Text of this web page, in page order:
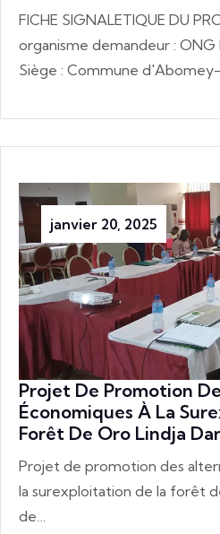
FICHE SIGNALETIQUE DU
organisme demandeur : ONG
Siège : Commune
janvier 20, 2025
Projet De Promotion
Économiques À La
Forêt De Oro Lindja
Projet de promotion des
la surexploitation de la forêt
de…